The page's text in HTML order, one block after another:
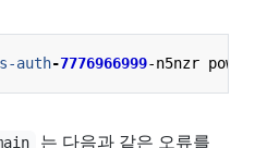
auth-7776966999-n5nzr
는 다음과 같은 오류를